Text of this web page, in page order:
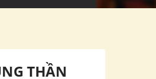
THẦN